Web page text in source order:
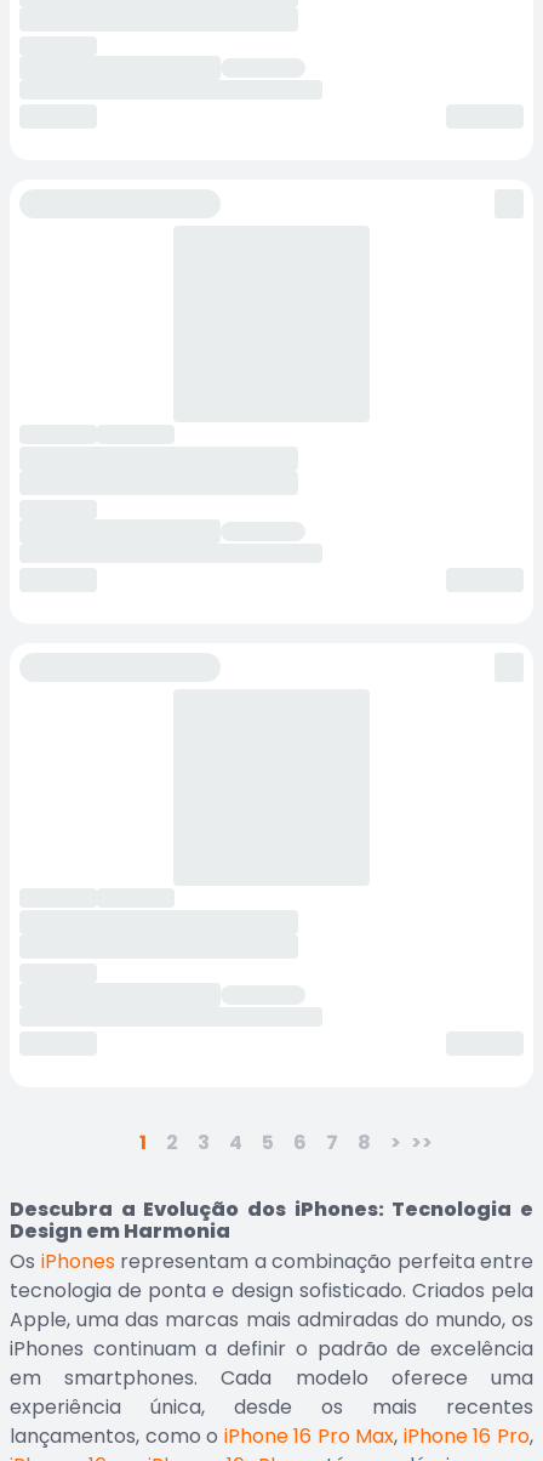
1 2 3 4 5 6 7 8 > >>
Descubra a Evolução dos iPhones: Tecnologia e
Design em Harmonia
Os iPhonesrepresentam a combinação perfeita entre
tecnologia de ponta e design sofisticado. Criados pela
Apple, uma das marcas mais admiradas do mundo, os
iPhones continuam a definir o padrão de excelência
em smartphones. Cada modelo oferece uma
experiência única, desde os mais recentes
lançamentos, como o iPhone 16 Pro Max, iPhone 16 Pro,